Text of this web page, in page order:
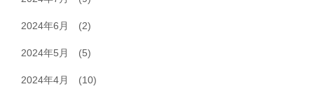
2024年6月 (2)
2024年5月 (5)
2024年4月 (10)